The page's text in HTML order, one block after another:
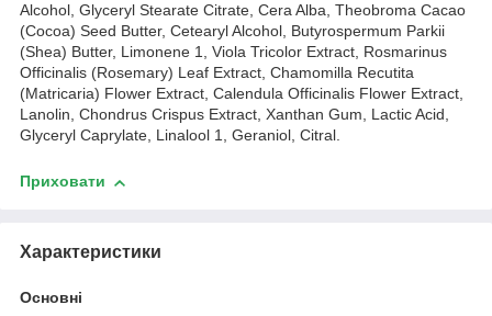
Alcohol, Glyceryl Stearate Citrate, Cera Alba, Theobroma Cacao
(Cocoa) Seed Butter, Cetearyl Alcohol, Butyrospermum Parkii
(Shea) Butter, Limonene 1, Viola Tricolor Extract, Rosmarinus
Officinalis (Rosemary) Leaf Extract, Chamomilla Recutita
(Matricaria) Flower Extract, Calendula Officinalis Flower Extract,
Lanolin, Chondrus Crispus Extract, Xanthan Gum, Lactic Acid,
Glyceryl Caprylate, Linalool 1, Geraniol, Citral.
Приховати
Характеристики
Основні